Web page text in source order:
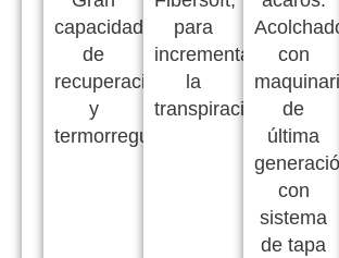
capacidad
de
recuperación
y
termorregulación
para
incrementar
la
transpiración.
con
de
última
con
sistema
de tapa